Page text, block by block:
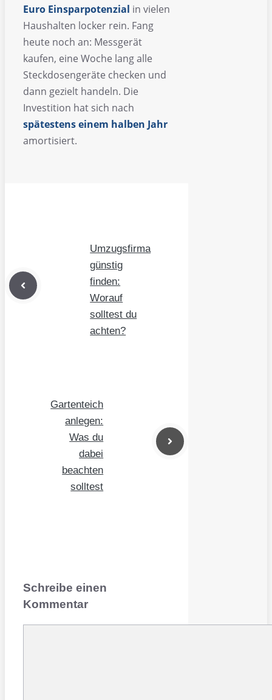
Euro Einsparpotenzial in vielen
Haushalten locker rein. Fang
heute noch an: Messgerät
kaufen, eine Woche lang alle
Steckdosengeräte checken und
dann gezielt handeln. Die
Investition hat sich nach
spätestens einem halben Jahr
amortisiert.
Umzugsfirma
günstig
finden:
Worauf
solltest du
achten?
Gartenteich
anlegen:
Was du
dabei
beachten
solltest
Schreibe einen
Kommentar